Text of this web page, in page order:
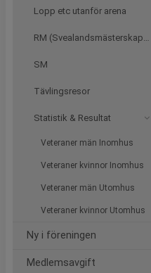
Lopp etc utanför arena
RM (Svealandsmästerskapen
SM
Tävlingsresor
Statistik & Resultat
Veteraner män Inomhus
Veteraner kvinnor Inomhus
Veteraner män Utomhus
Veteraner kvinnor Utomhus
Ny i föreningen
Medlemsavgift